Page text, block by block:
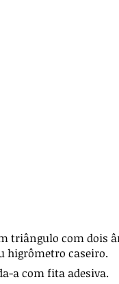
triângulo com dois
higrômetro caseiro.
a com fita adesiva.